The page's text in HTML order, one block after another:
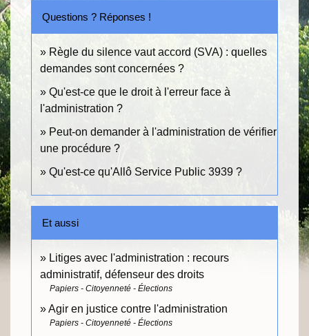
Questions ? Réponses !
Règle du silence vaut accord (SVA) : quelles
demandes sont concernées ?
Qu'est-ce que le droit à l'erreur face à
l'administration ?
Peut-on demander à l'administration de vérifier
une procédure ?
Qu'est-ce qu'Allô Service Public 3939 ?
Et aussi
Litiges avec l'administration : recours
administratif, défenseur des droits
Papiers - Citoyenneté - Élections
Agir en justice contre l'administration
Papiers - Citoyenneté - Élections